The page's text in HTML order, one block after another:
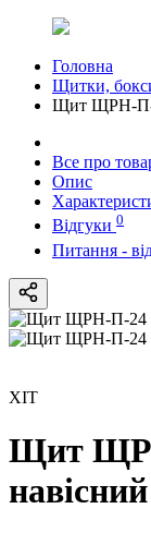
Головна
Щитки,
Щит ЩРН-П-
Все про
Опис
Відгуки 0
Питання -
ХІТ
Щит